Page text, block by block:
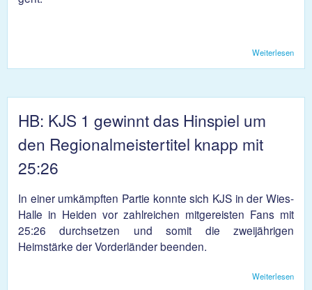
Weiterlesen
HB: KJS 1 gewinnt das Hinspiel um
den Regionalmeistertitel knapp mit
25:26
In einer umkämpften Partie konnte sich KJS in der Wies-
Halle in Heiden vor zahlreichen mitgereisten Fans mit
25:26 durchsetzen und somit die zweijährigen
Heimstärke der Vorderländer beenden.
Weiterlesen